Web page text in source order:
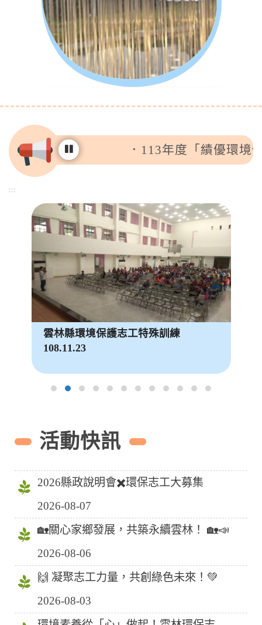
113年度「績優環境
:::
雲林縣環境保護志工特殊訓練
108.11.23
活動快訊
2026縣政說明會✖️環保志工大募集
2026-08-07
🏡關心家鄉發展，共築永續雲林！ 🏡📣
2026-08-06
🙌 凝聚志工力量，共創綠色未來！💚
2026-08-03